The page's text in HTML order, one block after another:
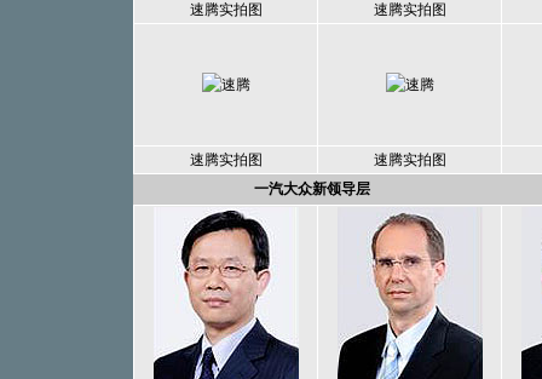
速腾实拍图 速腾实拍图
速腾实拍图
速腾实拍图
一汽大众新领导层